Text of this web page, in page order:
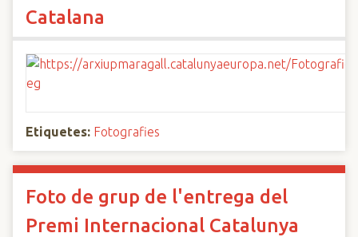
Catalana
Etiquetes: Fotografies
Foto de grup de l'entrega del
Premi Internacional Catalunya